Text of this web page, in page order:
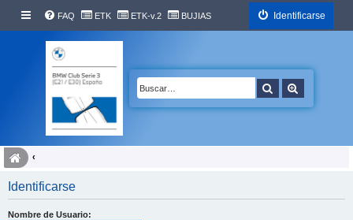
FAQ ETK ETK-v.2 BUJIAS Identificarse
Buscar
Identificarse
Nombre de Usuario: